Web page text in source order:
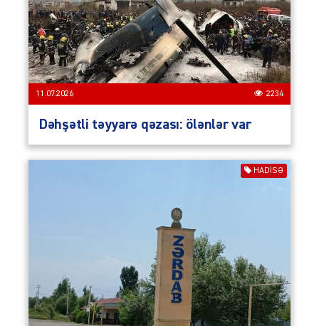
11.07.2026 2234
Dəhşətli təyyarə qəzası: ölənlər var
HADISƏ